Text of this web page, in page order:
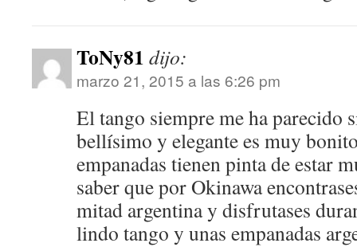
ToNy81 dijo:
marzo 21, 2015 a las 6:26 pm
El tango siempre me ha parecido
bellísimo y elegante es muy
empanadas tienen pinta de estar
saber que por Okinawa
mitad argentina y disfrutases
lindo tango y unas empanadas